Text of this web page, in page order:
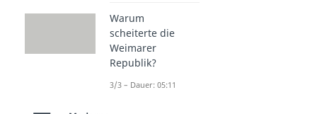
Warum
scheiterte die
Weimarer
Republik?
3/3 – Dauer: 05:11